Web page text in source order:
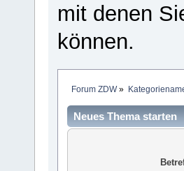
mit denen
können.
Forum ZDW»
Neues Thema starten